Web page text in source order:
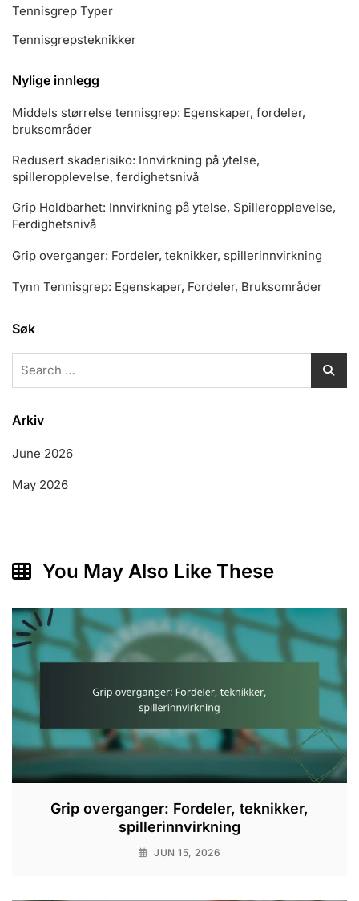
Tennisgrep Typer
Tennisgrepsteknikker
Nylige innlegg
Middels størrelse tennisgrep: Egenskaper, fordeler,
bruksområder
Redusert skaderisiko: Innvirkning på ytelse,
spilleropplevelse, ferdighetsnivå
Grip Holdbarhet: Innvirkning på ytelse, Spilleropplevelse,
Ferdighetsnivå
Grip overganger: Fordeler, teknikker, spillerinnvirkning
Tynn Tennisgrep: Egenskaper, Fordeler, Bruksområder
Søk
Arkiv
June 2026
May 2026
You May Also Like These
Grip overganger: Fordeler, teknikker,
spillerinnvirkning
JUN 15, 2026